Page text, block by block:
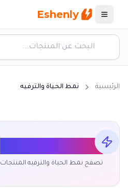
القائمة Eshenly
الرئيسية نمط الحياة والترفيه
نمط الحياة والترفيه
تصفح نمط الحياة والترفيه المنتجات